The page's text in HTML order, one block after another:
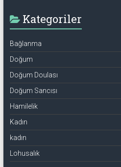
Kategoriler
Bağlanma
Doğum
Doğum Doulası
Doğum Sancısı
Hamilelik
Kadın
kadın
Lohusalık